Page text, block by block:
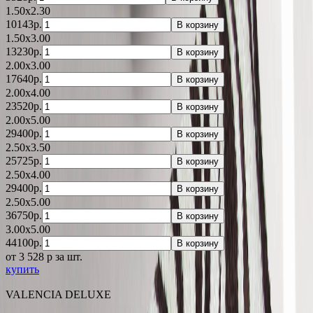
1.50x2.30
10143р.
В корзину
1.50x3.00
13230р.
В корзину
2.00x3.00
17640р.
В корзину
2.00x4.00
23520р.
В корзину
2.00x5.00
29400р.
В корзину
2.50x3.50
25725р.
В корзину
2.50x4.00
29400р.
В корзину
2.50x5.00
36750р.
В корзину
3.00x5.00
44100р.
В корзину
от 3 528 p за шт.
купить
VALENCIA DELUXE